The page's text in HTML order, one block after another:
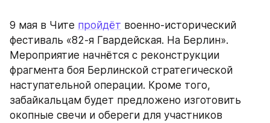
9 мая в Чите пройдёт военно-исторический
фестиваль «82-я Гвардейская. На Берлин».
Мероприятие начнётся с реконструкции
фрагмента боя Берлинской стратегической
наступательной операции. Кроме того,
забайкальцам будет предложено изготовить
окопные свечи и обереги для участников